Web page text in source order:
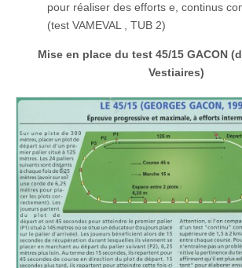
pour réaliser des efforts e, continus
(test VAMEVAL , TUB 2)
Mise en place du test 45/15 GACON
Vestiaires)